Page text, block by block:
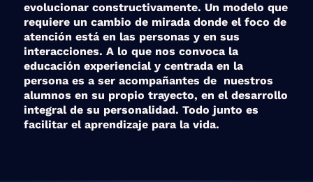
evolucionar constructivamente. Un modelo que
requiere un cambio de mirada donde el foco de
atención está en las personas y en sus
interacciones. A lo que nos convoca la
educación experiencial y centrada en la
persona es a ser acompañantes de nuestros
alumnos en su propio trayecto, en el desarrollo
integral de su personalidad. Todo junto es
facilitar el aprendizaje para la vida.